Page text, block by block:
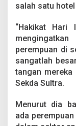
I
u
S
n
g
s
a
r
salah satu
“Hakikat
perempuan di
sangatlah
tangan mereka
Sekda Sultra.
Menurut dia
ada